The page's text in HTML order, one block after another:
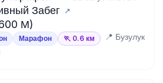
Забег
М)
Марафон 🏃 0.6 км 📍 Бузулук